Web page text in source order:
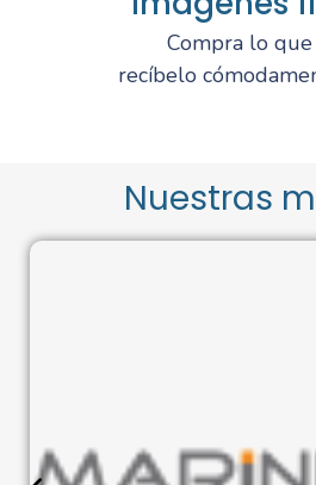
Compra lo
recíbelo
Nuestras